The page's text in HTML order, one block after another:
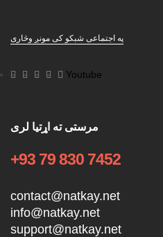
په اجتماعی شبکو کی مونږ وڅاری
Youtube
مرستی ته اړتیا لری
+93 79 830 7452
contact@natkay.net
info@natkay.net
support@natkay.net